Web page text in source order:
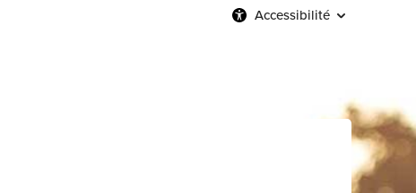
Accessibilité